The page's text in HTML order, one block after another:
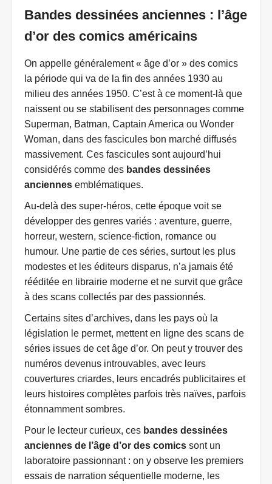
Bandes dessinées anciennes : l’âge
d’or des comics américains
On appelle généralement « âge d’or » des comics
la période qui va de la fin des années 1930 au
milieu des années 1950. C’est à ce moment-là que
naissent ou se stabilisent des personnages comme
Superman, Batman, Captain America ou Wonder
Woman, dans des fascicules bon marché diffusés
massivement. Ces fascicules sont aujourd’hui
considérés comme des bandes dessinées
anciennes emblématiques.
Au-delà des super-héros, cette époque voit se
développer des genres variés : aventure, guerre,
horreur, western, science-fiction, romance ou
humour. Une partie de ces séries, surtout les plus
modestes et les éditeurs disparus, n’a jamais été
rééditée en librairie moderne et ne survit que grâce
à des scans collectés par des passionnés.
Certains sites d’archives, dans les pays où la
législation le permet, mettent en ligne des scans de
séries issues de cet âge d’or. On peut y trouver des
numéros devenus introuvables, avec leurs
couvertures criardes, leurs encadrés publicitaires et
leurs histoires complètes parfois très naïves, parfois
étonnamment sombres.
Pour le lecteur curieux, ces bandes dessinées
anciennes de l’âge d’or des comics sont un
laboratoire passionnant : on y observe les premiers
essais de narration séquentielle moderne, les